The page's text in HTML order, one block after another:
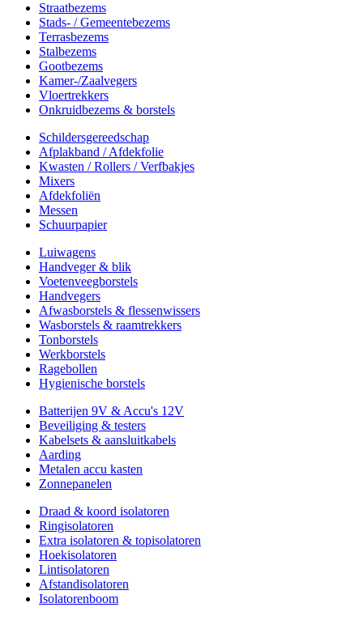
Straatbezems
Stads- / Gemeentebezems
Terrasbezems
Stalbezems
Gootbezems
Kamer-/Zaalvegers
Vloertrekkers
Onkruidbezems & borstels
Schildersgereedschap
Afplakband / Afdekfolie
Kwasten / Rollers / Verfbakjes
Mixers
Afdekfoliën
Messen
Schuurpapier
Luiwagens
Handveger & blik
Voetenveegborstels
Handvegers
Afwasborstels & flessenwissers
Wasborstels & raamtrekkers
Tonborstels
Werkborstels
Ragebollen
Hygienische borstels
Batterijen 9V & Accu's 12V
Beveiliging & testers
Kabelsets & aansluitkabels
Aarding
Metalen accu kasten
Zonnepanelen
Draad & koord isolatoren
Ringisolatoren
Extra isolatoren & topisolatoren
Hoekisolatoren
Lintisolatoren
Afstandisolatoren
Isolatorenboom